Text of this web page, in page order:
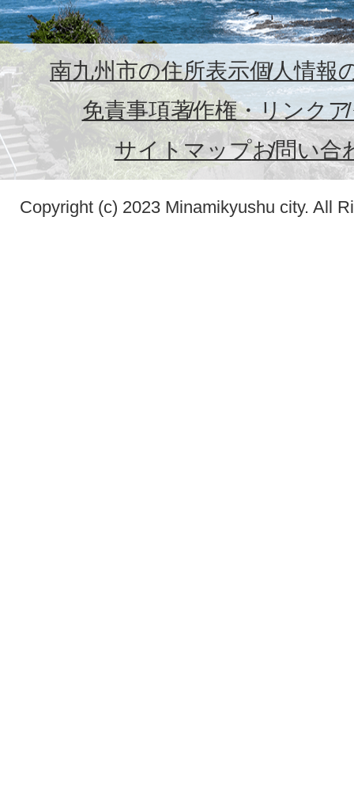
南九州市の住所表示個人情報
免責事項著作権・リンク
サイトマップお問い合
Copyright (c) 2023 Minamikyushu city. All